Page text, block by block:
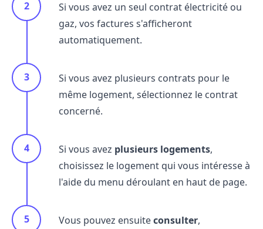
Si vous avez un seul contrat électricité ou
gaz, vos factures s'afficheront
automatiquement.
Si vous avez plusieurs contrats pour le
même logement, sélectionnez le contrat
concerné.
Si vous avez plusieurs logements,
choisissez le logement qui vous intéresse à
l'aide du menu déroulant en haut de page.
Vous pouvez ensuiteconsulter,